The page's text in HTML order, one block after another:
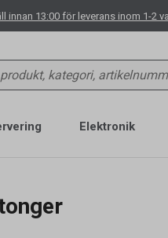
innan 13:00 för leverans inom 1-2
Elektronik